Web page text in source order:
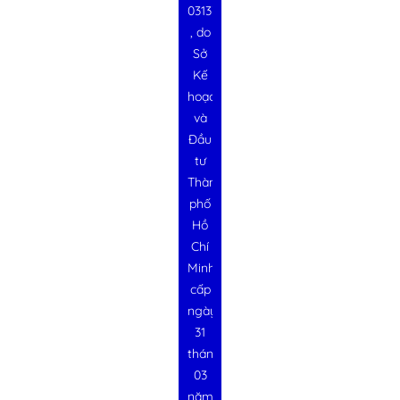
0313728340
, do
Sở
Kế
hoạch
và
Đầu
tư
Thành
phố
Hồ
Chí
Minh
cấp
ngày
31
tháng
03
năm